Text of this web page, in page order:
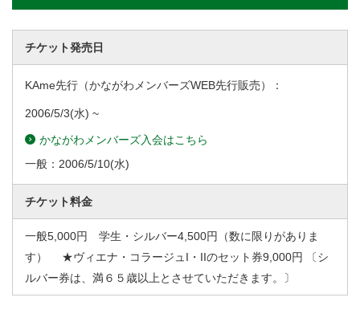
チケット発売日
KAme先行（かながわメンバーズWEB先行販売）：
2006/5/3(水) ~
かながわメンバーズ入会はこちら
一般： 2006/5/10(水)
チケット料金
一般5,000円 学生・シルバー4,500円（数に限りがありま
す） ★ヴィエナ・コラージュI・IIのセット券9,000円 〔シ
ルバー券は、満６５歳以上とさせていただきます。〕